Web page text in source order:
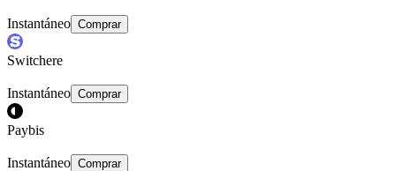
Instantáneo Comprar
Switchere
Instantáneo Comprar
Paybis
Instantáneo Comprar